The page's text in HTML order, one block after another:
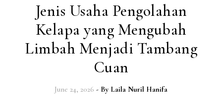
Jenis Usaha Pengolahan
Kelapa yang Mengubah
Limbah Menjadi Tambang
Cuan
June 24, 2026 - By Laila Nuril Hanifa